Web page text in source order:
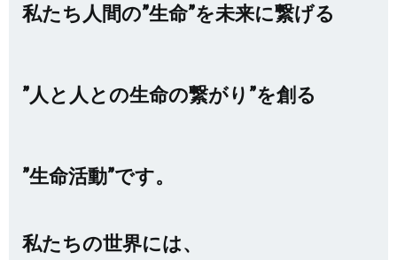
私たち人間の”生命”を未来に繋げる
”人と人との生命の繋がり”を創る
”生命活動”です。
私たちの世界には、